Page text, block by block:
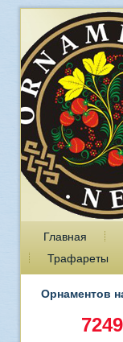
Главная
Трафареты
Орнаментов
7249